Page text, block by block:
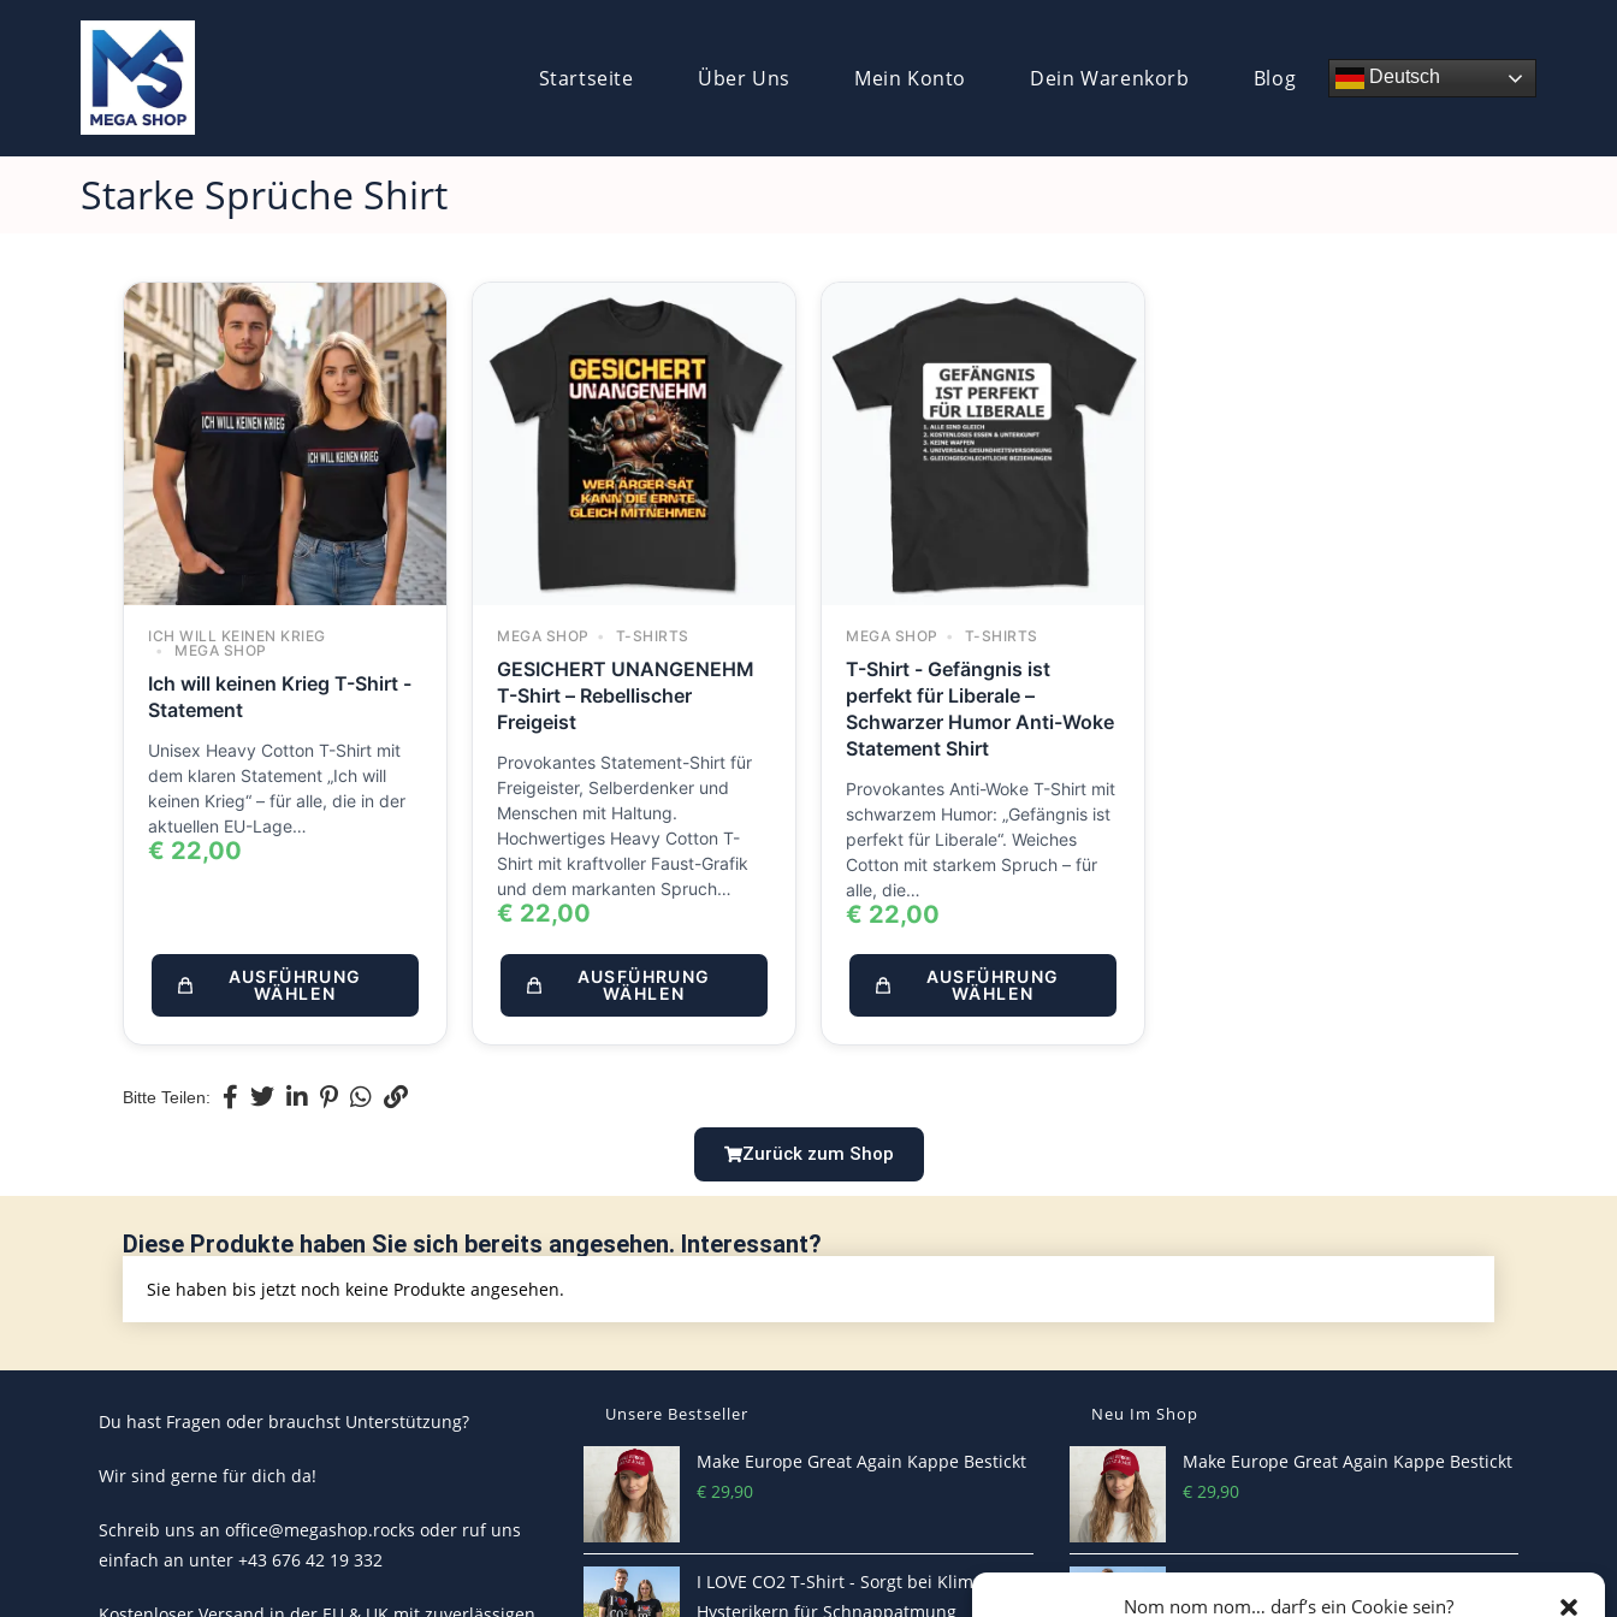
Nom nom nom… darf’s ein Cookie sein?
Deutsch
Startseite Über Uns Mein Konto Dein Warenkorb Blog
Starke Sprüche Shirt
ICH WILL KEINEN KRIEG
MEGA SHOP
Ich will keinen Krieg T-Shirt -
Statement
Unisex Heavy Cotton T-Shirt mit
dem klaren Statement „Ich will
keinen Krieg“ – für alle, die in der
aktuellen EU-Lage…
€ 22,00
AUSFÜHRUNG
WÄHLEN
MEGA SHOP T-SHIRTS
GESICHERT UNANGENEHM
T-Shirt – Rebellischer
Freigeist
Provokantes Statement-Shirt für
Freigeister, Selberdenker und
Menschen mit Haltung.
Hochwertiges Heavy Cotton T-
Shirt mit kraftvoller Faust-Grafik
und dem markanten Spruch…
€ 22,00
AUSFÜHRUNG
WÄHLEN
MEGA SHOP T-SHIRTS
T-Shirt - Gefängnis ist
perfekt für Liberale –
Schwarzer Humor Anti-Woke
Statement Shirt
Provokantes Anti-Woke T-Shirt mit
schwarzem Humor: „Gefängnis ist
perfekt für Liberale“. Weiches
Cotton mit starkem Spruch – für
alle, die…
€ 22,00
AUSFÜHRUNG
WÄHLEN
Bitte Teilen:
Zurück zum Shop
Diese Produkte haben Sie sich bereits angesehen. Interessant?
Sie haben bis jetzt noch keine Produkte angesehen.
Du hast Fragen oder brauchst Unterstützung?
Wir sind gerne für dich da!
Schreib uns an office@megashop.rocks oder ruf uns
einfach an unter +43 676 42 19 332
Unsere Bestseller
Make Europe Great Again Kappe Bestickt
€ 29,90
I LOVE CO2 T-Shirt - Sorgt bei Klima-
Hysterikern für Schnappatmung
Neu Im Shop
Make Europe Great Again Kappe Bestickt
€29,90
Hysterikern für Schnappatmung